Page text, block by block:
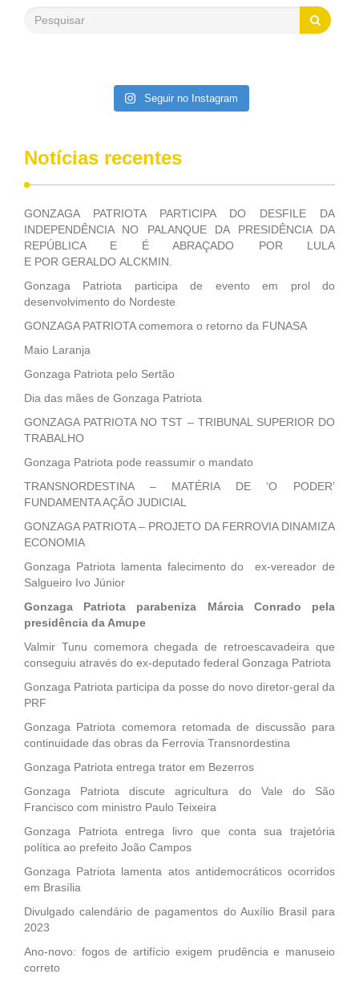
saneamento básico, em pequenas comunidades rurais.
Patriota disse ainda que, mesmo sem mandato,
Seguir no Instagram
Notícias recentes
GONZAGA PATRIOTA PARTICIPA DO DESFILE DA
INDEPENDÊNCIA NO PALANQUE DA PRESIDÊNCIA DA
REPÚBLICA E É ABRAÇADO POR LULA
E POR GERALDO ALCKMIN.
Gonzaga Patriota participa de evento em prol do
desenvolvimento do Nordeste
GONZAGA PATRIOTA comemora o retorno da FUNASA
Maio Laranja
Gonzaga Patriota pelo Sertão
Dia das mães de Gonzaga Patriota
GONZAGA PATRIOTA NO TST – TRIBUNAL SUPERIOR DO
TRABALHO
Gonzaga Patriota pode reassumir o mandato
TRANSNORDESTINA – MATÉRIA DE ‘O PODER’
FUNDAMENTA AÇÃO JUDICIAL
GONZAGA PATRIOTA – PROJETO DA FERROVIA DINAMIZA
ECONOMIA
Gonzaga Patriota lamenta falecimento do ex-vereador de
Salgueiro Ivo Júnior
Gonzaga Patriota parabeniza Márcia Conrado pela
presidência da Amupe
Valmir Tunu comemora chegada de retroescavadeira que
conseguiu através do ex-deputado federal Gonzaga Patriota
Gonzaga Patriota participa da posse do novo diretor-geral da
PRF
Gonzaga Patriota comemora retomada de discussão para
continuidade das obras da Ferrovia Transnordestina
Gonzaga Patriota entrega trator em Bezerros
Gonzaga Patriota discute agricultura do Vale do São
Francisco com ministro Paulo Teixeira
Gonzaga Patriota entrega livro que conta sua trajetória
política ao prefeito João Campos
Gonzaga Patriota lamenta atos antidemocráticos ocorridos
em Brasília
Divulgado calendário de pagamentos do Auxílio Brasil para
2023
Ano-novo: fogos de artifício exigem prudência e manuseio
correto